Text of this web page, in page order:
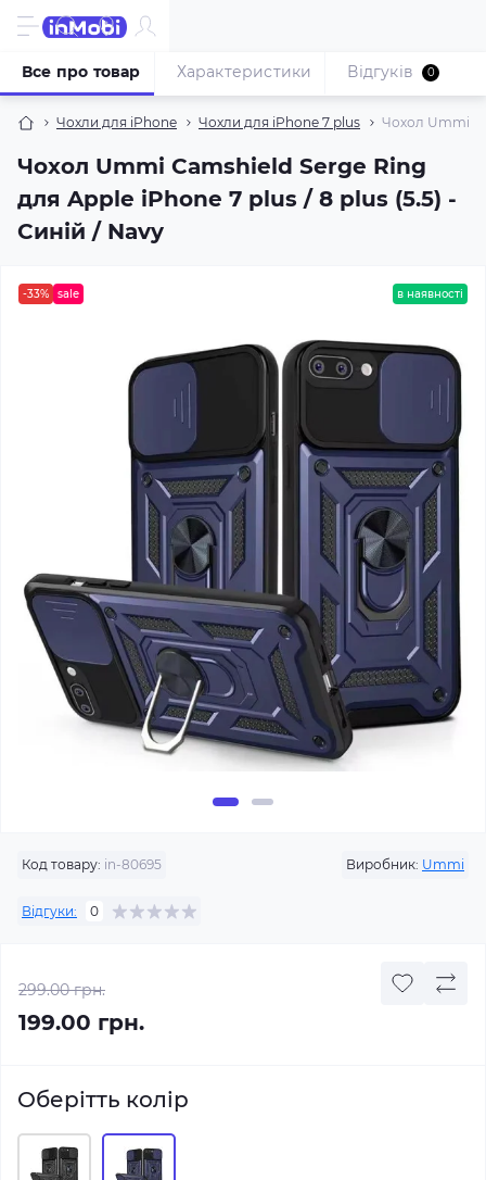
Чохли для iPhone Чохли для iPhone 7 plus Чохол Ummi
Чохол Ummi Camshield Serge Ring
для Apple iPhone 7 plus / 8 plus (5.5) -
Синій / Navy
Все про товар Характеристики Відгуків 0
-33% sale в наявності
Код товару: in-80695 Виробник: Ummi
Відгуки: 0
299.00 грн.
199.00 грн.
Оберітть колір